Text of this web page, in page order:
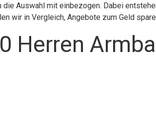
die Auswahl mit einbezogen. Dabei
wir in Vergleich, Angebote zum Geld
Herren